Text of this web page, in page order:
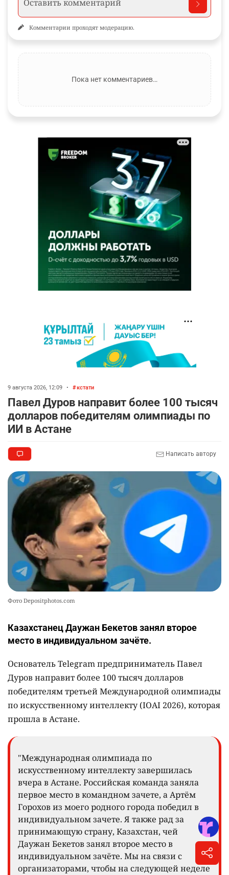
Комментарии проходят модерацию.
Пока нет комментариев…
9 августа 2026, 12:09 • кстати
Павел Дуров направит более 100 тысяч
долларов победителям олимпиады по
ИИ в Астане
Написать автору
Фото Depositphotos.com
Казахстанец Даужан Бекетов занял второе
место в индивидуальном зачёте.
Основатель Telegram предприниматель Павел
Дуров направит более 100 тысяч долларов
победителям третьей Международной олимпиады
по искусственному интеллекту (IOAI 2026), которая
прошла в Астане.
"Международная олимпиада по
искусственному интеллекту завершилась
вчера в Астане. Российская команда заняла
первое место в командном зачете, а Артём
Горохов из моего родного города победил в
индивидуальном зачете. Я также рад за
принимающую страну, Казахстан, чей
Даужан Бекетов занял второе место в
индивидуальном зачёте. Мы на связи с
организаторами, чтобы на следующей неделе